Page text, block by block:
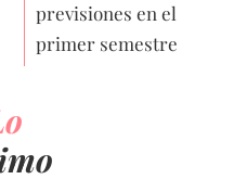
previsiones en el
primer semestre